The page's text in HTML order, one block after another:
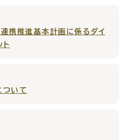
携推進基本計画に係るダイ
ト
ついて